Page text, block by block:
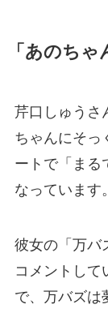
「あのち
芹口しゅうさ
ちゃんにそっ
ートで「まる
なっています。
彼女の「万バ
コメントして
で、万バズは